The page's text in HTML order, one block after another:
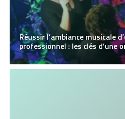
Réussir l’ambiance musicale
professionnel : les clés d’une